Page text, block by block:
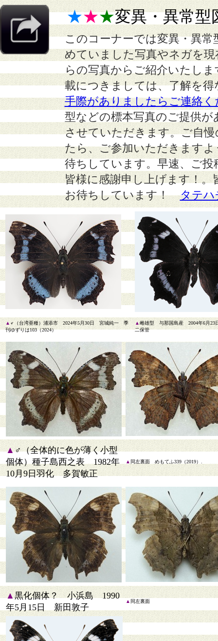
★★★変異・異常型
このコーナーでは変異・異
めていました写真やネガを
らの写真からご紹介いたし
載につきましては、了解を
手際がありましたらご連絡く
型などの標本写真のご提供
させていただきます。ご自
たら、ご参加いただきます
待ちしています。早速、ご
皆様に感謝申し上げます！
お待ちしています！
タテハ
▲ ♂（台湾亜種）浦添市 2024年5月30日 宮城純一 季
刊ゆずりは103（2024）
▲雌雄型 与那国島産 2004年6月23
二保管
▲♂（全体的に色が薄く小型
個体）種子島西之表 1982年
10月9日羽化 多賀敏正
▲ 同左裏面 めもてふ339（2019）.
▲黒化個体？ 小浜島 1990
年5月15日 新田敦子
▲ 同左裏面